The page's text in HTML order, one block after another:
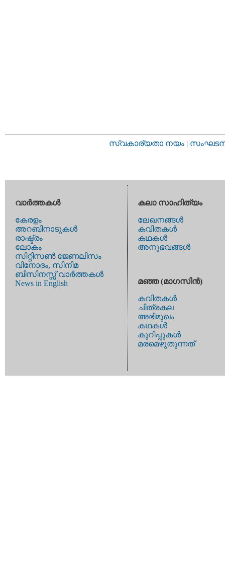
സ്വകാര്യതാ നയം |
വാര്‍ത്തകള്‍
കേരളം
അറബിനാടുകള്‍
രാഷ്ട്രം
ലോകം
സിറ്റിസണ്‍ ജേണലിസം
വിനോദം, സിനിമ
ബിസിനസ്സ് വാര്‍ത്തകള്‍
News in English
കലാ സാഹിത്യം
ലേഖനങ്ങള്‍
കവിതകള്‍
കഥകള്‍
അനുഭവങ്ങള്‍
മഞ്ഞ (മാഗസിന്‍)
കവിതകള്‍
ചിത്രകല
അഭിമുഖം
കഥകള്‍
കുറിപ്പുകള്‍
മരമെഴുതുന്നത്